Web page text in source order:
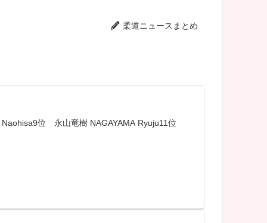
柔道ニュースまとめ
Naohisa9位 永山竜樹 NAGAYAMA Ryuju11位